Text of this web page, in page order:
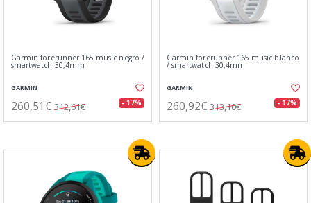
Garmin forerunner 165 music negro /
smartwatch 30,4mm
GARMIN
260,51€ 312,61€ - 17%
Garmin forerunner 165 music blanco
/ smartwatch 30,4mm
GARMIN
260,92€ 313,10€ - 17%